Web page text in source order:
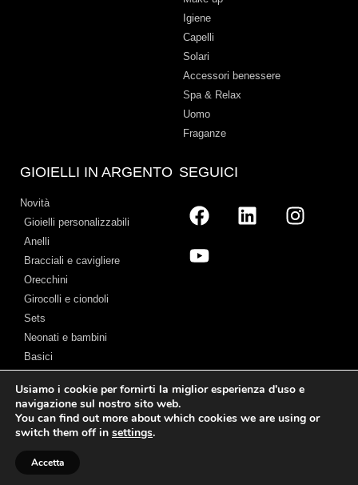
Igiene
Capelli
Solari
Accessori benessere
Spa & Relax
Uomo
Fraganze
GIOIELLI IN ARGENTO
Novità
Gioielli personalizzabili
Anelli
Bracciali e cavigliere
Orecchini
Girocolli e ciondoli
Sets
Neonati e bambini
Basici
SEGUICI
Avviso legale–Termini e Condizioni– Politica sui cookie–Chi Siamo
Usiamo i cookie per fornirti la miglior esperienza d'uso e
navigazione sul nostro sito web.
You can find out more about which cookies we are using or
switch them off in settings.
Accetta